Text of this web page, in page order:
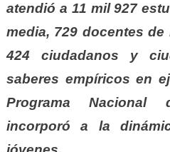
atendió a 11 mil 927
media, 729 docentes
424 ciudadanos y
saberes empíricos en
Programa Nacional
incorporó a la